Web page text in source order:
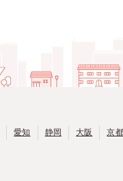
愛知 静岡 大阪 京都